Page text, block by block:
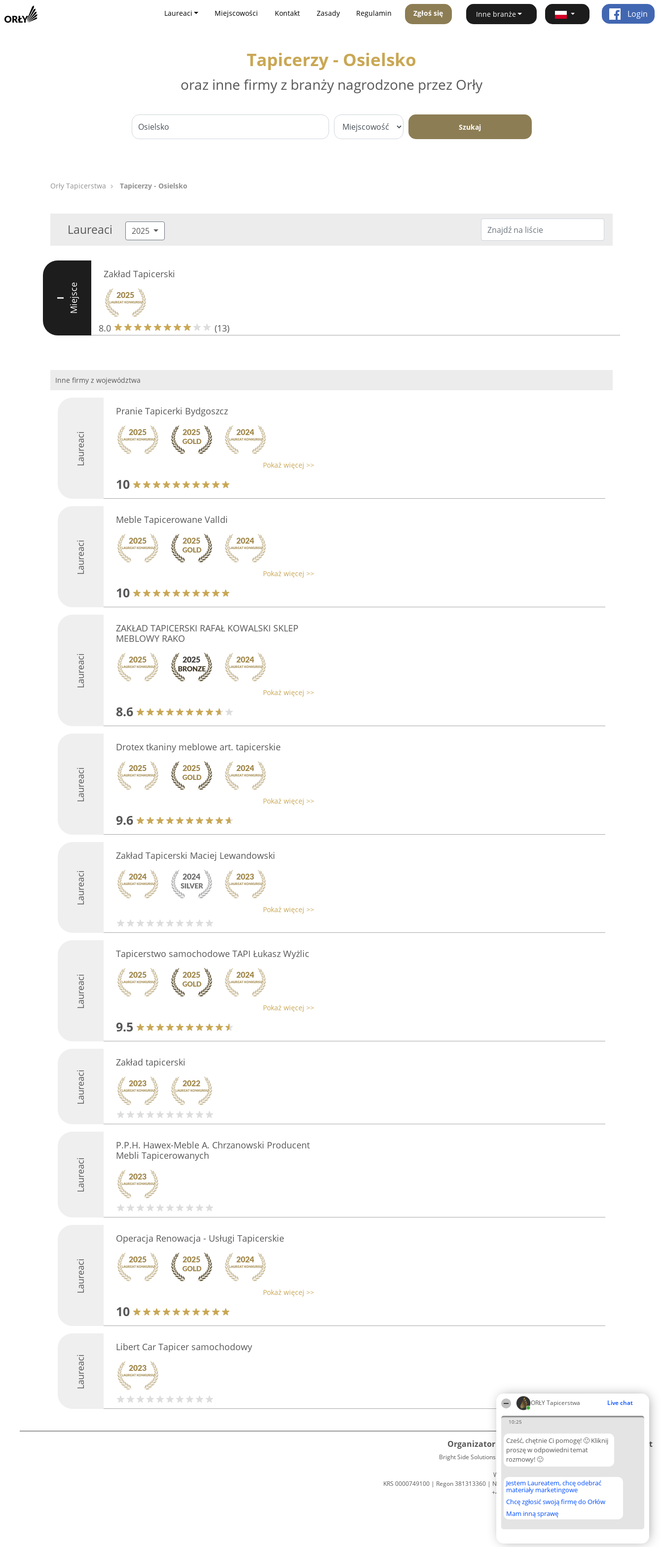
ORŁY Tapicerstwa Live chat
10:25
Cześć, chętnie Ci pomogę! 🙂 Kliknij
proszę w odpowiedni temat
rozmowy! 🙂
Jestem Laureatem, chcę odebrać
materiały marketingowe
Chcę zgłosić swoją firmę do Orłów
Mam inną sprawę
Laureaci Miejscowości Kontakt Zasady Regulamin Zgłoś się Inne branże Login
Tapicerzy - Osielsko
oraz inne firmy z branży nagrodzone przez Orły
Szukaj
Orły Tapicerstwa Tapicerzy - Osielsko
Laureaci 2025
I Miejsce
Zakład Tapicerski
8.0 (13)
Inne firmy z województwa
Laureaci
Pranie Tapicerki Bydgoszcz
Pokaż więcej >>
10
Laureaci
Meble Tapicerowane Valldi
Pokaż więcej >>
10
Laureaci
ZAKŁAD TAPICERSKI RAFAŁ KOWALSKI SKLEP
MEBLOWY RAKO
Pokaż więcej >>
8.6
Laureaci
Drotex tkaniny meblowe art. tapicerskie
Pokaż więcej >>
9.6
Laureaci
Zakład Tapicerski Maciej Lewandowski
Pokaż więcej >>
Laureaci
Tapicerstwo samochodowe TAPI Łukasz Wyżlic
Pokaż więcej >>
9.5
Laureaci
Zakład tapicerski
Laureaci
P.P.H. Hawex-Meble A. Chrzanowski Producent
Mebli Tapicerowanych
Laureaci
Operacja Renowacja - Usługi Tapicerskie
Pokaż więcej >>
10
Laureaci
Libert Car Tapicer samochodowy
Organizator plebiscytu
Bright Side Solutions sp. z o. o. sp. k.
ul. Ruska 22
Wrocław 50-079
KRS 0000749100 | Regon 381313360 | NIP 8943132676
+48 508 492 400
Plebiscyt
Lista
Laureatów
Zasady
Regulamin
Prywatności
Kontakt